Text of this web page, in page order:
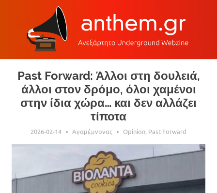
content
Past Forward: Άλλοι στη δουλειά,
άλλοι στον δρόμο, όλοι χαμένοι
στην ίδια χώρα… και δεν αλλάζει
τίποτα
2026-02-14 Aγαμέμνονας Opinion, Past Forward